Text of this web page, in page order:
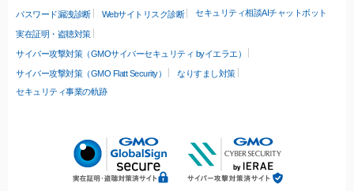
パスワード漏洩診断 Webサイトリスク診断 セキュリティ相談AIチャットボット
実在証明・盗聴対策
サイバー攻撃対策（GMOサイバーセキュリティ byイエラエ）
サイバー攻撃対策（GMO Flatt Security）
なりすまし対策
セキュリティ事業の軌跡